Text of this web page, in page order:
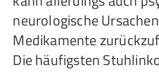
neurologische
Medikamente
Die häufigsten